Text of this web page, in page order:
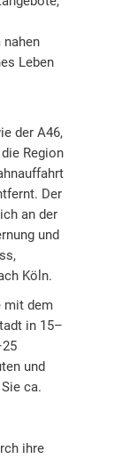
Leben
der A46,
Region
Der
an der
und
Köln.
mit dem
in 15–
und
ca.
ihre